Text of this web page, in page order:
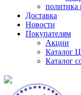
политика
Доставка
Новости
Покупателям
Акции
Каталог
Каталог